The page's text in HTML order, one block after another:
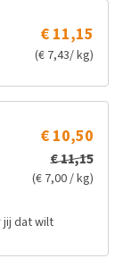
€ 11,15
(€ 7,43/ kg)
€ 10,50
€ 11,15
(€ 7,00 / kg)
jij dat wilt